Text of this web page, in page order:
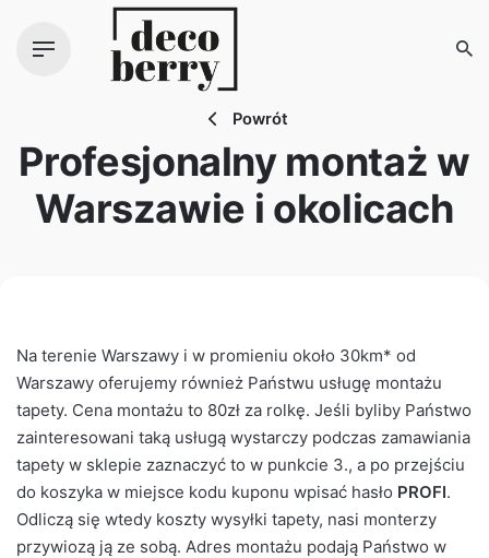
Powrót
Profesjonalny montaż w
Warszawie i okolicach
Na terenie Warszawy i w promieniu około 30km* od
Warszawy oferujemy również Państwu usługę montażu
tapety. Cena montażu to 80zł za rolkę. Jeśli byliby Państwo
zainteresowani taką usługą wystarczy podczas zamawiania
tapety w sklepie zaznaczyć to w punkcie 3., a po przejściu
do koszyka w miejsce kodu kuponu wpisać hasło PROFI.
Odliczą się wtedy koszty wysyłki tapety, nasi monterzy
przywiozą ją ze sobą. Adres montażu podają Państwo w